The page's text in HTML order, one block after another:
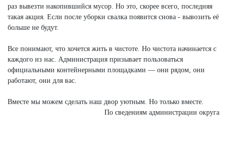
раз вывезти накопившийся мусор. Но это, скорее всего, последняя
такая акция. Если после уборки свалка появится снова - вывозить её
больше не будут.
Все понимают, что хочется жить в чистоте. Но чистота начинается с
каждого из нас. Администрация призывает пользоваться
официальными контейнерными площадками — они рядом, они
работают, они для вас.
Вместе мы можем сделать наш двор уютным. Но только вместе.
По сведениям администрации округа